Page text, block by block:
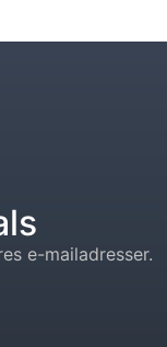
e-mailadresser.
dk